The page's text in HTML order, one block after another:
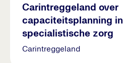
Carintreggeland over
capaciteitsplanning in
specialistische zorg
Carintreggeland